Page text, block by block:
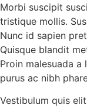
Morbi suscipit
tristique mollis.
Nunc id sapien
Quisque blandit
Proin malesuada a
purus ac nibh
Vestibulum quis